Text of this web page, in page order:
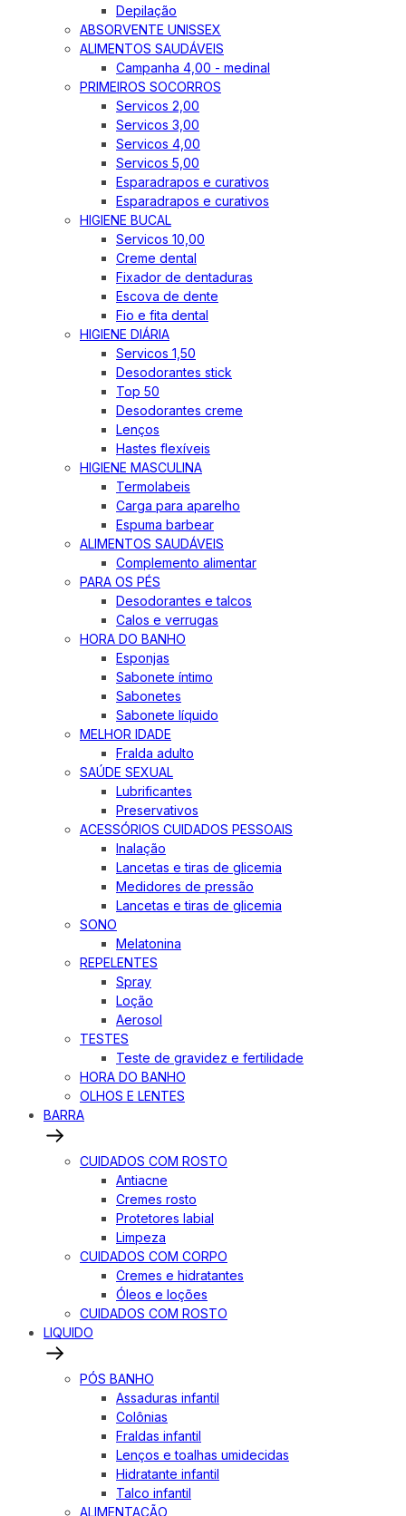
Depilação
ABSORVENTE UNISSEX
ALIMENTOS SAUDÁVEIS
Campanha 4,00 - medinal
PRIMEIROS SOCORROS
Servicos 2,00
Servicos 3,00
Servicos 4,00
Servicos 5,00
Esparadrapos e curativos
Esparadrapos e curativos
HIGIENE BUCAL
Servicos 10,00
Creme dental
Fixador de dentaduras
Escova de dente
Fio e fita dental
HIGIENE DIÁRIA
Servicos 1,50
Desodorantes stick
Top 50
Desodorantes creme
Lenços
Hastes flexíveis
HIGIENE MASCULINA
Termolabeis
Carga para aparelho
Espuma barbear
ALIMENTOS SAUDÁVEIS
Complemento alimentar
PARA OS PÉS
Desodorantes e talcos
Calos e verrugas
HORA DO BANHO
Esponjas
Sabonete íntimo
Sabonetes
Sabonete líquido
MELHOR IDADE
Fralda adulto
SAÚDE SEXUAL
Lubrificantes
Preservativos
ACESSÓRIOS CUIDADOS PESSOAIS
Inalação
Lancetas e tiras de glicemia
Medidores de pressão
Lancetas e tiras de glicemia
SONO
Melatonina
REPELENTES
Spray
Loção
Aerosol
TESTES
Teste de gravidez e fertilidade
HORA DO BANHO
OLHOS E LENTES
BARRA
CUIDADOS COM ROSTO
Antiacne
Cremes rosto
Protetores labial
Limpeza
CUIDADOS COM CORPO
Cremes e hidratantes
Óleos e loções
CUIDADOS COM ROSTO
LIQUIDO
PÓS BANHO
Assaduras infantil
Colônias
Fraldas infantil
Lenços e toalhas umidecidas
Hidratante infantil
Talco infantil
ALIMENTAÇÃO